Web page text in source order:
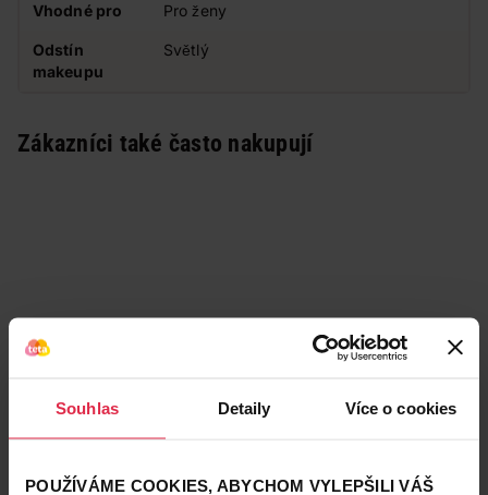
Souhlas Detaily Více o cookies
POUŽÍVÁME COOKIES, ABYCHOM VYLEPŠILI VÁŠ
Vhodné pro Pro ženy
Odstín
makeupu
Světlý
Zákazníci také často nakupují